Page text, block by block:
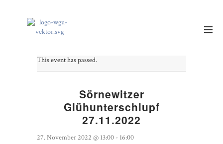
This event has passed.
Sörnewitzer
Glühunterschlupf
27.11.2022
27. November 2022 @ 13:00 - 16:00